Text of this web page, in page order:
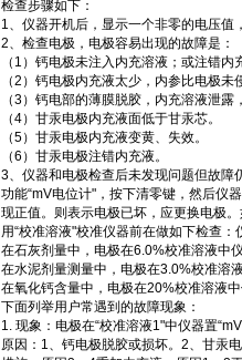
检查步骤如下：
1、仪器开机后，显示一个非零的电压
2、检查电极，电极容易出现的故障是：
（1）钙电极未注入内充溶液；或注错内
（2）钙电极内充液太少，内参比电极未
（3）钙电部的薄膜脱胶，内充溶液泄
（4）甘汞电极内充液面低于甘汞芯。
（5）甘汞电极内充液变黄、失效。
（6）甘汞电极注错内充液。
3、仪器和电极检查后未发现问题但故
功能“mV电位计"，按下清零键，然后仪
现正值。则表示电极已坏，应更换电极
用“校准溶液"校准仪器前在做如下检查
在石灰剂量中，电极在6.0%校准溶液中
在水泥剂量测量中，电极在3.0%校准溶
在氧化钙含量中，电极在20%校准溶液
下面列举用户常遇到的故障现象：
1. 现象：电极在“校准溶液1"中仪器置
原因：1、钙电极脱胶或损坏。2、甘汞